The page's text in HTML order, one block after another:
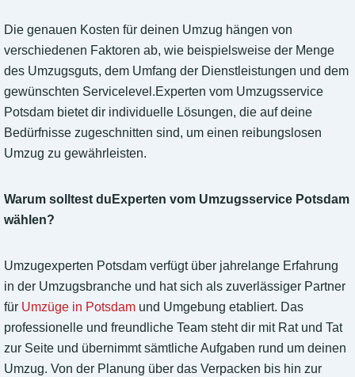
Die genauen Kosten für deinen Umzug hängen von
verschiedenen Faktoren ab, wie beispielsweise der Menge
des Umzugsguts, dem Umfang der Dienstleistungen und dem
gewünschten Servicelevel.Experten vom Umzugsservice
Potsdam bietet dir individuelle Lösungen, die auf deine
Bedürfnisse zugeschnitten sind, um einen reibungslosen
Umzug zu gewährleisten.
Warum solltest duExperten vom Umzugsservice Potsdam
wählen?
Umzugexperten Potsdam verfügt über jahrelange Erfahrung
in der Umzugsbranche und hat sich als zuverlässiger Partner
für Umzüge in Potsdam und Umgebung etabliert. Das
professionelle und freundliche Team steht dir mit Rat und Tat
zur Seite und übernimmt sämtliche Aufgaben rund um deinen
Umzug. Von der Planung über das Verpacken bis hin zur